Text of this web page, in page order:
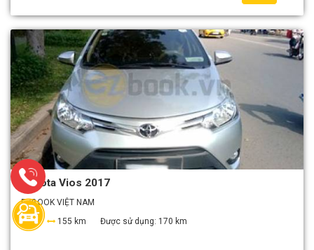
Toyota Vios 2017
EZBOOK VIỆT NAM
4
155 km Được sử dụng: 170 km